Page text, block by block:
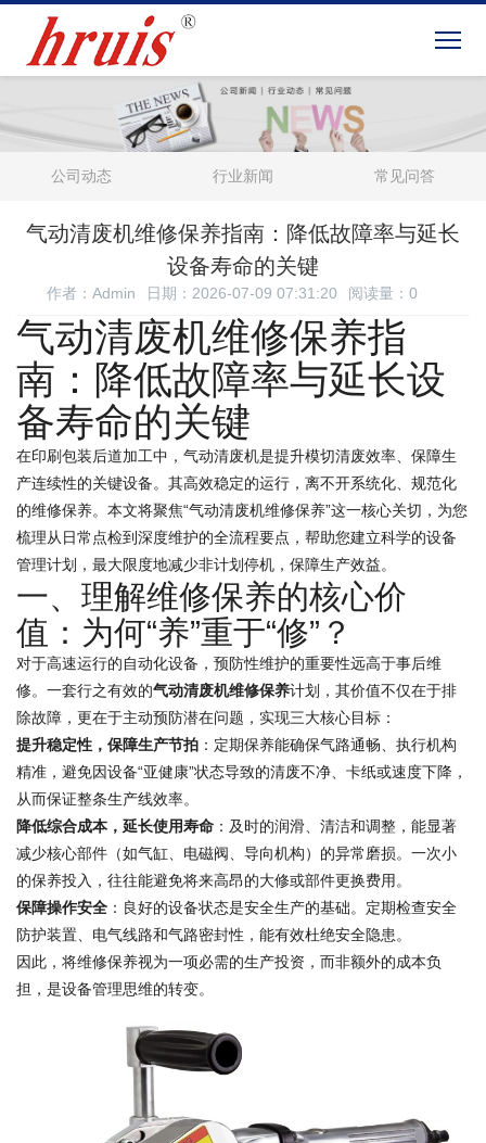
公司动态 行业新闻 常见问答
气动清废机维修保养指南：降低故障率与延长
设备寿命的关键
作者：Admin 日期：2026-07-09 07:31:20 阅读量： 0
气动清废机维修保养指
南：降低故障率与延长设
备寿命的关键
在印刷包装后道加工中，气动清废机是提升模切清废效率、保障生
产连续性的关键设备。其高效稳定的运行，离不开系统化、规范化
的维修保养。本文将聚焦“气动清废机维修保养”这一核心关切，为您
梳理从日常点检到深度维护的全流程要点，帮助您建立科学的设备
管理计划，最大限度地减少非计划停机，保障生产效益。
一、理解维修保养的核心价
值：为何“养”重于“修”？
对于高速运行的自动化设备，预防性维护的重要性远高于事后维
修。一套行之有效的气动清废机维修保养计划，其价值不仅在于排
除故障，更在于主动预防潜在问题，实现三大核心目标：
提升稳定性，保障生产节拍 ：定期保养能确保气路通畅、执行机构
精准，避免因设备“亚健康”状态导致的清废不净、卡纸或速度下降，
从而保证整条生产线效率。
降低综合成本，延长使用寿命 ：及时的润滑、清洁和调整，能显著
减少核心部件（如气缸、电磁阀、导向机构）的异常磨损。一次小
的保养投入，往往能避免将来高昂的大修或部件更换费用。
保障操作安全 ：良好的设备状态是安全生产的基础。定期检查安全
防护装置、电气线路和气路密封性，能有效杜绝安全隐患。
因此，将维修保养视为一项必需的生产投资，而非额外的成本负
担，是设备管理思维的转变。